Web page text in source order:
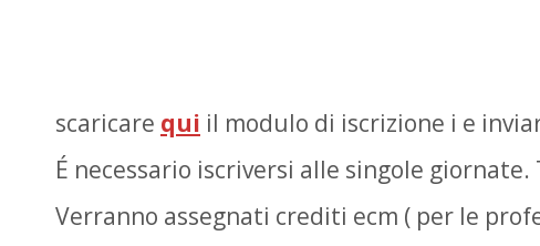
scaricare qui il modulo di iscrizione i e
É necessario iscriversi alle singole
Verranno assegnati crediti ecm ( per le